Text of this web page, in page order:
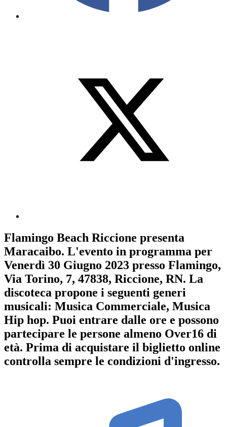
Flamingo Beach Riccione presenta
Maracaibo. L'evento in programma per
Venerdì 30 Giugno 2023 presso Flamingo,
Via Torino, 7, 47838, Riccione, RN. La
discoteca propone i seguenti generi
musicali: Musica Commerciale, Musica
Hip hop. Puoi entrare dalle ore e possono
partecipare le persone almeno Over16 di
età. Prima di acquistare il biglietto online
controlla sempre le condizioni d'ingresso.